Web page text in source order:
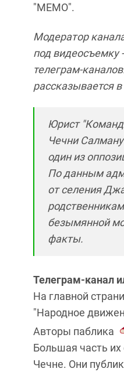
"МЕМО".
Модератор
под видеосъемку
телеграм-
рассказывается
Юрист
Чечни
один из
По данным
от селения
безымянной
факты.
Телеграм-канал
На главной
"Народное
Авторы паблика
Большая часть их
Чечне. Они